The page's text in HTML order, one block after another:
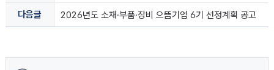
다음글 2026년도 소재·부품·장비 으뜸기업 6기 선정계획 공고